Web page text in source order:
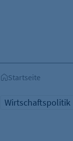
Startseite
Wirtschaftspolitik